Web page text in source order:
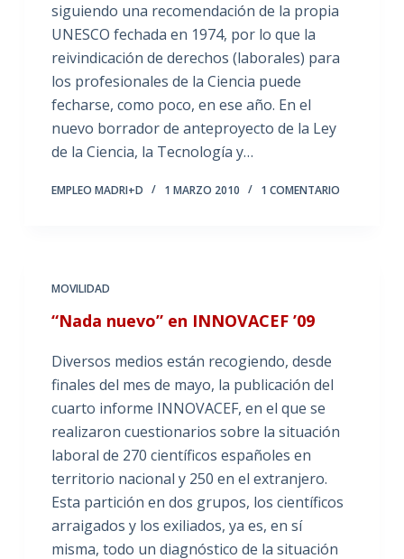
siguiendo una recomendación de la propia
UNESCO fechada en 1974, por lo que la
reivindicación de derechos (laborales) para
los profesionales de la Ciencia puede
fecharse, como poco, en ese año. En el
nuevo borrador de anteproyecto de la Ley
de la Ciencia, la Tecnología y…
EMPLEO MADRI+D 1 MARZO 2010 1 COMENTARIO
MOVILIDAD
“Nada nuevo” en INNOVACEF ’09
Diversos medios están recogiendo, desde
finales del mes de mayo, la publicación del
cuarto informe INNOVACEF, en el que se
realizaron cuestionarios sobre la situación
laboral de 270 científicos españoles en
territorio nacional y 250 en el extranjero.
Esta partición en dos grupos, los científicos
arraigados y los exiliados, ya es, en sí
misma, todo un diagnóstico de la situación